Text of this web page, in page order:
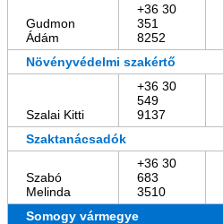
Gudmon
Ádám
+36 30
351
8252
Növényvédelmi szakértő
Szalai Kitti
+36 30
549
9137
Szaktanácsadók
Szabó
Melinda
+36 30
683
3510
Somogy vármegye